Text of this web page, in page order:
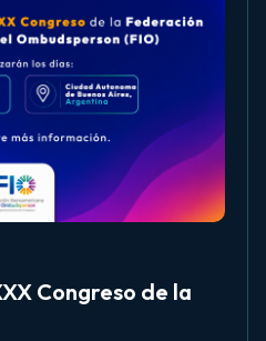
Congreso de la